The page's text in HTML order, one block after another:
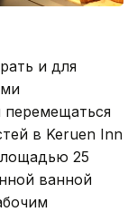
и для
в Keruen Inn
25
ванной